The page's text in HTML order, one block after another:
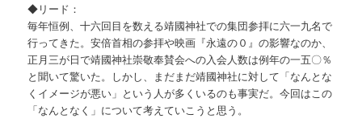
◆リード：
毎年恒例、十六回目を数える靖國神社での集団参拝に六一九名で
行ってきた。安倍首相の参拝や映画『永遠の０』の影響なのか、
正月三が日で靖國神社崇敬奉賛会への入会人数は例年の一五〇％
と聞いて驚いた。しかし、まだまだ靖國神社に対して「なんとな
くイメージが悪い」という人が多くいるのも事実だ。今回はこの
「なんとなく」について考えていこうと思う。